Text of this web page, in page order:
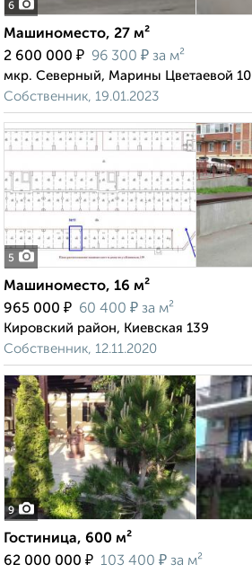
6
Машиноместо, 27 м²
2 600 000 ₽ 96 300 ₽ за м²
мкр. Северный, Марины Цветаевой 10
Собственник, 19.01.2023
5
Машиноместо, 16 м²
965 000 ₽ 60 400 ₽ за м²
Кировский район, Киевская 139
Собственник, 12.11.2020
9
Гостиница, 600 м²
62 000 000 ₽ 103 400 ₽ за м²